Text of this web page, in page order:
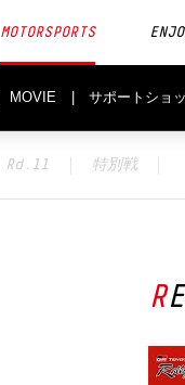
MOTORSPORTS
MOVIE サポートショ
Rd.11 特別戦